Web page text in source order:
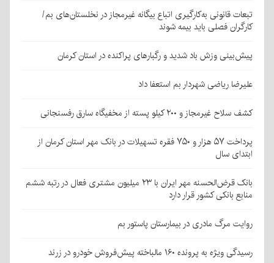
تبعات قانونی به‌کارگیری اتباع بیگانه غیرمجاز در نخلستان‌های بم/
کارگران فصلی باید بیمه شوند
پیش‌بینی وزش باد شدید و رگبارهای پراکنده در استان کرمان
علیرضا ریاضی شهردار بم استعفا داد
کشف سلاح غیرمجاز و ۲۰۰ کیلو پسته از مخفیگاه سارق رفسنجانی
پرداخت ۵۷ هزار و ۷۵۰ فقره تسهیلات در بانک مهر استان کرمان از
ابتدای سال
بانک قرض‌الحسنه مهر ایران با ۲۳ میلیون مشتری فعال در رتبه ششم
منابع بانکی کشور قرار دارد
روایت مرگ مادری در بیمارستان پاستور بم
رسیدگی ویژه به پرونده ۱۶۰ مالباخته پیش‌فروش خودرو در زرند